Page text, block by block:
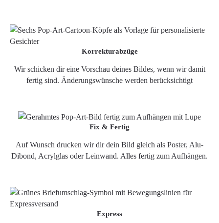
Korrekturabzüge
Wir schicken dir eine Vorschau deines Bildes, wenn wir damit
fertig sind. Änderungswünsche werden berücksichtigt
Fix & Fertig
Auf Wunsch drucken wir dir dein Bild gleich als Poster, Alu-
Dibond, Acrylglas oder Leinwand. Alles fertig zum Aufhängen.
Express